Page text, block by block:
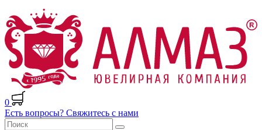
0
Есть вопросы? Свяжитесь с нами